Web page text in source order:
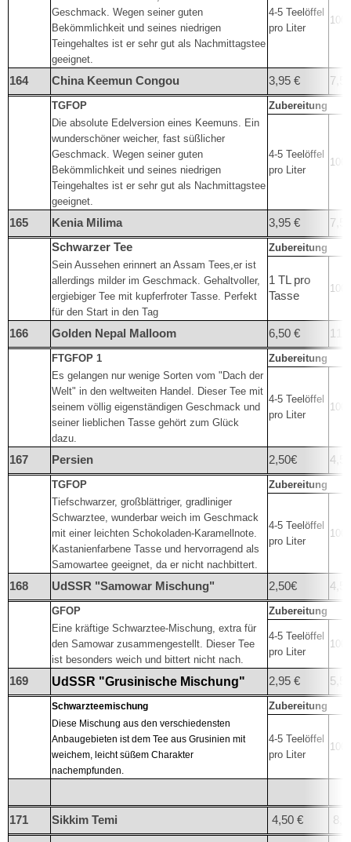
Geschmack. Wegen seiner guten
Bekömmlichkeit und seines niedrigen
Teingehaltes ist er sehr gut als Nachmittagstee
geeignet.
4-5 Teelöffel
pro Liter
164 China Keemun Congou 3,95 €
TGFOP
Zubereitung
Die absolute Edelversion eines Keemuns. Ein
wunderschöner weicher, fast süßlicher
Geschmack. Wegen seiner guten
Bekömmlichkeit und seines niedrigen
Teingehaltes ist er sehr gut als Nachmittagstee
geeignet.
4-5 Teelöffel
pro Liter
165 Kenia Milima 3,95 €
Schwarzer Tee
Zubereitung
Sein Aussehen erinnert an Assam Tees,er ist
allerdings milder im Geschmack. Gehaltvoller,
ergiebiger Tee mit kupferfroter Tasse. Perfekt
für den Start in den Tag
1 TL pro
Tasse
166 Golden Nepal Malloom 6,50 €
FTGFOP 1
Zubereitung
Es gelangen nur wenige Sorten vom "Dach der
Welt" in den weltweiten Handel. Dieser Tee mit
seinem völlig eigenständigen Geschmack und
seiner lieblichen Tasse gehört zum Glück
dazu.
4-5 Teelöffel
pro Liter
167 Persien 2,50€
TGFOP
Zubereitung
Tiefschwarzer, großblättriger, gradliniger
Schwarztee, wunderbar weich im Geschmack
mit einer leichten Schokoladen-Karamellnote.
Kastanienfarbene Tasse und hervorragend als
Samowartee geeignet, da er nicht nachbittert.
4-5 Teelöffel
pro Liter
168 UdSSR "Samowar Mischung" 2,50€
GFOP
Zubereitung
Eine kräftige Schwarztee-Mischung, extra für
den Samowar zusammengestellt. Dieser Tee
ist besonders weich und bittert nicht nach.
4-5 Teelöffel
pro Liter
169 UdSSR "Grusinische Mischung" 2,95 €
Schwarzteemischung Zubereitung
Diese Mischung aus den verschiedensten
Anbaugebieten ist dem Tee aus Grusinien mit
weichem, leicht süßem Charakter
nachempfunden.
4-5 Teelöffel
pro Liter
171 Sikkim Temi 4,50 €